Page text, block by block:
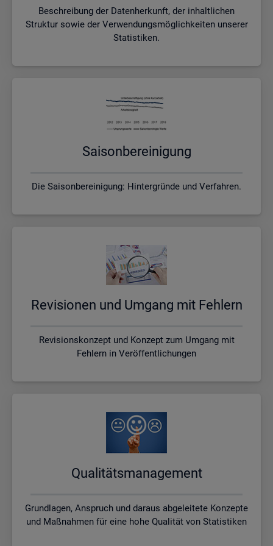
Beschreibung der Datenherkunft, der inhaltlichen
Struktur sowie der Verwendungsmöglichkeiten unserer
Statistiken.
Sai­son­be­rei­ni­gung
Die Saisonbereinigung: Hintergründe und Verfahren.
Re­vi­sio­nen und Um­gang mit Feh­lern
Revisionskonzept und Konzept zum Umgang mit
Fehlern in Veröffentlichungen
Qua­li­täts­ma­nage­ment
Grundlagen, Anspruch und daraus abgeleitete Konzepte
und Maßnahmen für eine hohe Qualität von Statistiken